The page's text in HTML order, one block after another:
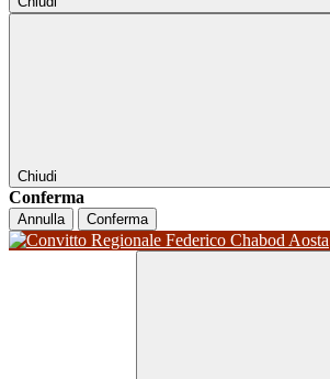
Chiudi
Conferma
Annulla Conferma